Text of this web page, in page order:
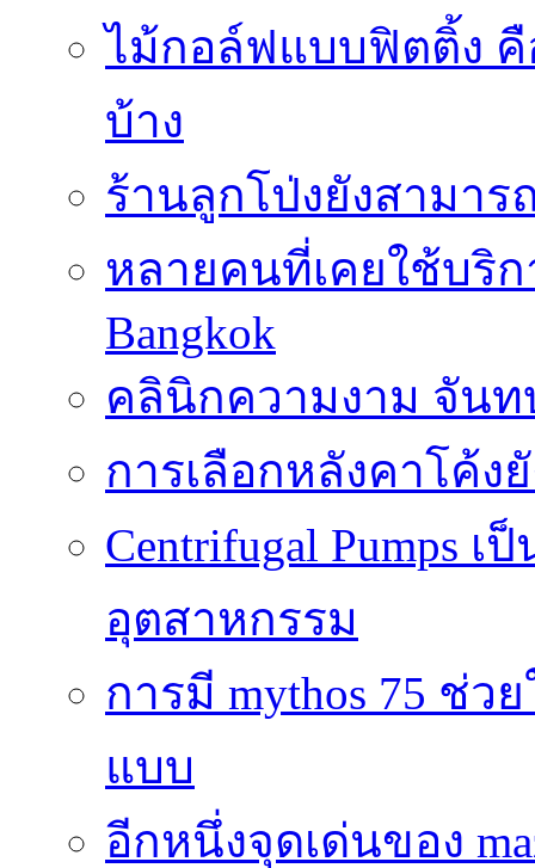
ไม้กอล์ฟแบบฟิตติ้ง คื
บ้าง
ร้านลูกโป่งยังสามา
หลายคนที่เคยใช้บริกา
Bangkok
คลินิกความงาม จันท
การเลือกหลังคาโค้
Centrifugal Pumps
อุตสาหกรรม
การมี mythos 75 ช่
แบบ
อีกหนึ่งจุดเด่นของ